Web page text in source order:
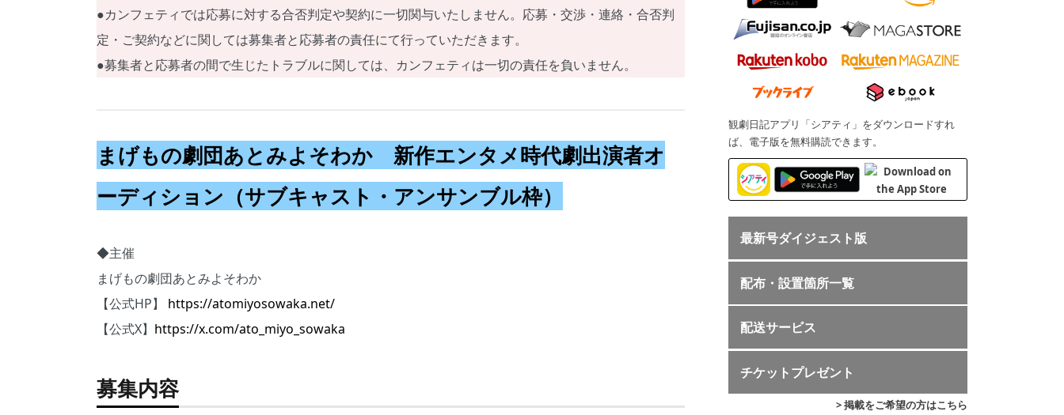
●カンフェティでは応募に対する合否判定や契約に一切関与いたしません。応募・交渉・連絡・合否判
定・ご契約などに関しては募集者と応募者の責任にて行っていただきます。
●募集者と応募者の間で生じたトラブルに関しては、カンフェティは一切の責任を負いません。
まげもの劇団あとみよそわか 新作エンタメ時代劇出演者オ
ーディション（サブキャスト・アンサンブル枠）
◆主催
まげもの劇団あとみよそわか
【公式HP】
https://atomiyosowaka.net/
【公式X】 https://x.com/ato_miyo_sowaka
募集内容
観劇日記アプリ「シアティ」をダウンロードすれ
ば、電子版を無料購読できます。
最新号ダイジェスト版
配布・設置箇所一覧
配送サービス
チケットプレゼント
> 掲載をご希望の方はこちら